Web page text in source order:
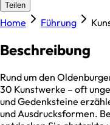
Teilen
Home Führung
Beschreibung
Rund um den
30 Kunstwerke – oft
und Gedenksteine
und Ausdrucksformen.